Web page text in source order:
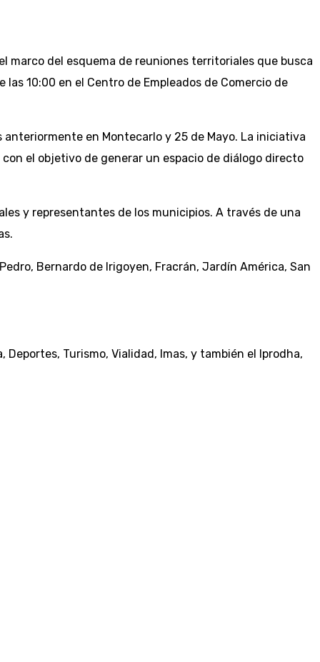
marco del esquema de reuniones territoriales que busca
10:00 en el Centro de Empleados de Comercio de
en Montecarlo y 25 de Mayo. La iniciativa
el objetivo de generar un espacio de diálogo directo
y representantes de los municipios. A través de una
Bernardo de Irigoyen, Fracrán, Jardín América, San
Turismo, Vialidad, Imas, y también el Iprodha,